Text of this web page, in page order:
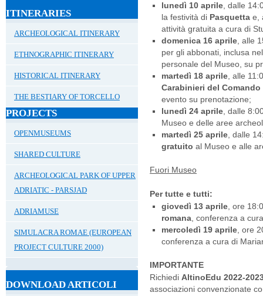
ITINERARIES
ARCHEOLOGICAL ITINERARY
ETHNOGRAPHIC ITINERARY
HISTORICAL ITINERARY
THE BESTIARY OF TORCELLO
PROJECTS
OPENMUSEUMS
SHARED CULTURE
ARCHEOLOGICAL PARK OF UPPER
ADRIATIC - PARSJAD
ADRIAMUSE
SIMULACRA ROMAE (EUROPEAN
PROJECT CULTURE 2000)
DOWNLOAD ARTICOLI
lunedì 10 aprile , dalle
la festività di Pasquetta e,
attività gratuita a cura di
domenica 16 aprile , alle
per gli abbonati, inclusa
personale del Museo, su
martedì 18 aprile , alle
Carabinieri del
evento su prenotazione;
lunedì 24 aprile , dalle
Museo e delle aree
martedì 25 aprile , dalle
gratuito al Museo e alle
Fuori Museo
Per tutte e tutti:
giovedì 13 aprile , ore
romana , conferenza a
mercoledì 19 aprile , ore
conferenza a cura di
IMPORTANTE
Richiedi AltinoEdu 2022-
associazioni convenzionate